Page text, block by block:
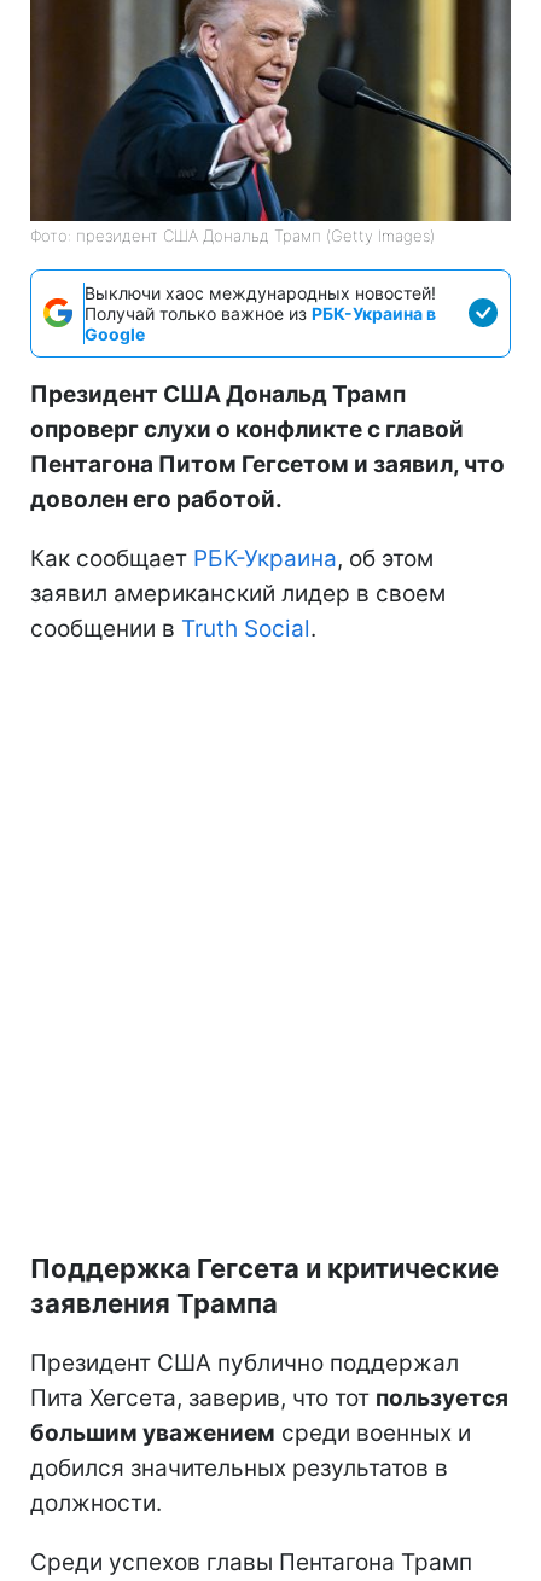
Фото: президент США Дональд Трамп (Getty Images)
Выключи хаос международных новостей!
Получай только важное из РБК-Украина в
Google
Президент США Дональд Трамп
опроверг слухи о конфликте с главой
Пентагона Питом Гегсетом и заявил, что
доволен его работой.
Как сообщает РБК-Украина, об этом
заявил американский лидер в своем
сообщении в Truth Social.
Поддержка Гегсета и критические
заявления Трампа
Президент США публично поддержал
Пита Хегсета, заверив, что тот пользуется
большим уважением среди военных и
добился значительных результатов в
должности.
Среди успехов главы Пентагона Трамп